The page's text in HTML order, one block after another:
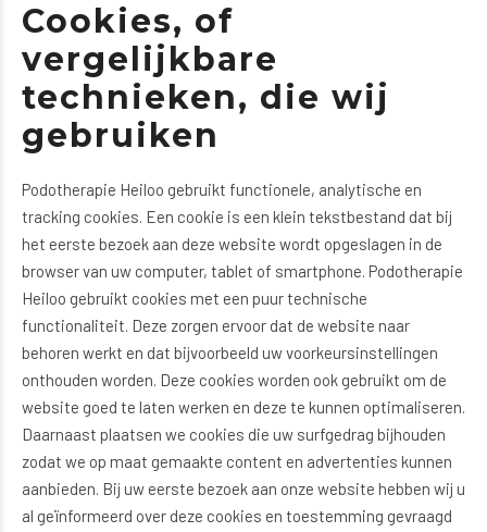
Cookies, of
vergelijkbare
technieken, die wij
gebruiken
Podotherapie Heiloo gebruikt functionele, analytische en
tracking cookies. Een cookie is een klein tekstbestand dat bij
het eerste bezoek aan deze website wordt opgeslagen in de
browser van uw computer, tablet of smartphone. Podotherapie
Heiloo gebruikt cookies met een puur technische
functionaliteit. Deze zorgen ervoor dat de website naar
behoren werkt en dat bijvoorbeeld uw voorkeursinstellingen
onthouden worden. Deze cookies worden ook gebruikt om de
website goed te laten werken en deze te kunnen optimaliseren.
Daarnaast plaatsen we cookies die uw surfgedrag bijhouden
zodat we op maat gemaakte content en advertenties kunnen
aanbieden. Bij uw eerste bezoek aan onze website hebben wij u
al geïnformeerd over deze cookies en toestemming gevraagd